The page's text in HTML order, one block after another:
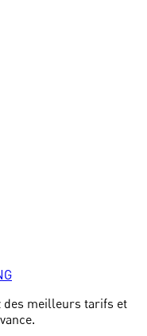
des meilleurs tarifs et